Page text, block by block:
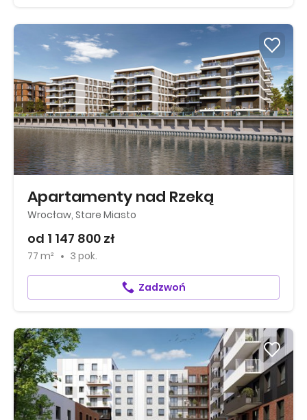
Apartamenty nad Rzeką
Wrocław, Stare Miasto
od 1 147 800 zł
77 m² 3 pok.
Zadzwoń